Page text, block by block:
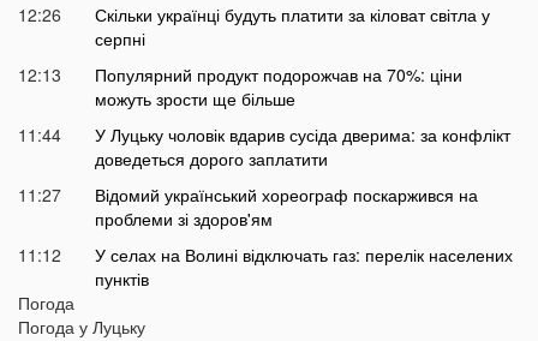
12:26
Скільки українці будуть платити за кіловат світла у
серпні
12:13
Популярний продукт подорожчав на 70%: ціни
можуть зрости ще більше
11:44
У Луцьку чоловік вдарив сусіда дверима: за конфлікт
доведеться дорого заплатити
11:27
Відомий український хореограф поскаржився на
проблеми зі здоров'ям
11:12
У селах на Волині відключать газ: перелік населених
пунктів
10:56
Погода
Погода у Луцьку